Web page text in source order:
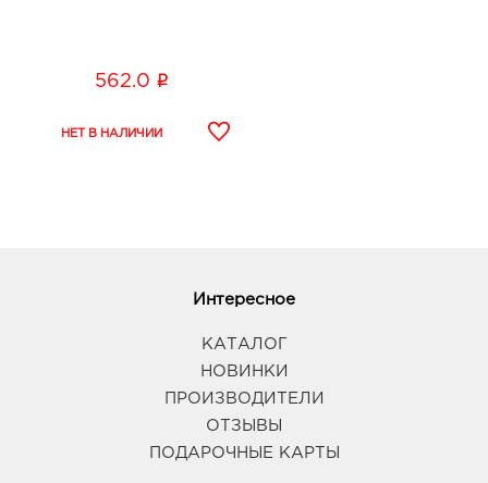
562.0 i
Интересное
КАТАЛОГ
НОВИНКИ
ПРОИЗВОДИТЕЛИ
ОТЗЫВЫ
ПОДАРОЧНЫЕ КАРТЫ